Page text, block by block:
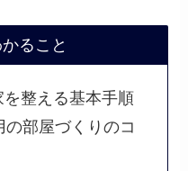
ること
を整える基本手順
の部屋づくりのコ